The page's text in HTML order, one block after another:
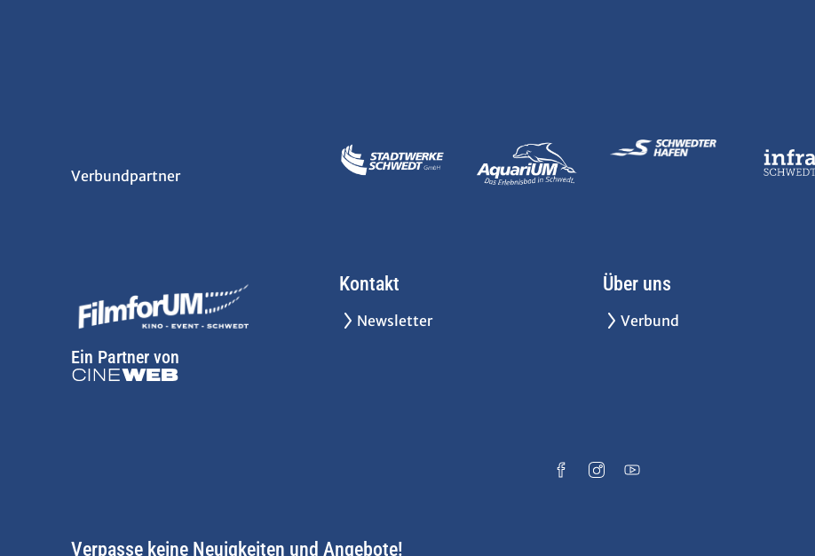
Verbundpartner
Ein Partner von
Kontakt
Newsletter
Über uns
Verbund
Verpasse keine Neuigkeiten und Angebote!